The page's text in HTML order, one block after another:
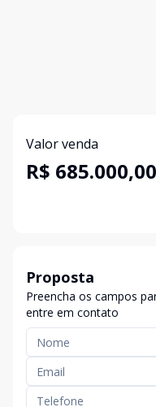
Valor venda
R$ 685.000,00
Proposta
Preencha os campos
entre em contato